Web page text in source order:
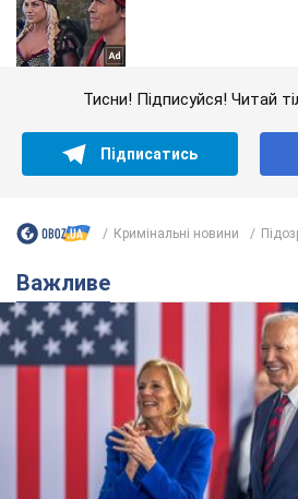
Тисни! Підписуйся! Читай
Підписатись
Кримінальні новини
Важливе